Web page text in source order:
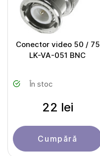
Conector video 50 / 75
LK-VA-051 BNC
În stoc
22 lei
Cumpără